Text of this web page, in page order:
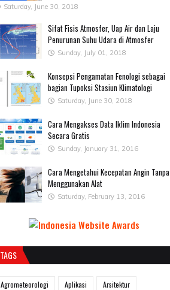
Saturday, June 30, 2018
Sifat Fisis Atmosfer, Uap Air dan Laju
Penurunan Suhu Udara di Atmosfer
Sunday, July 01, 2018
Konsepsi Pengamatan Fenologi sebagai
bagian Tupoksi Stasiun Klimatologi
Saturday, June 30, 2018
Cara Mengakses Data Iklim Indonesia
Secara Gratis
Sunday, January 31, 2016
Cara Mengetahui Kecepatan Angin Tanpa
Menggunakan Alat
Saturday, February 13, 2016
TAGS
Agrometeorologi Aplikasi
Arsitektur